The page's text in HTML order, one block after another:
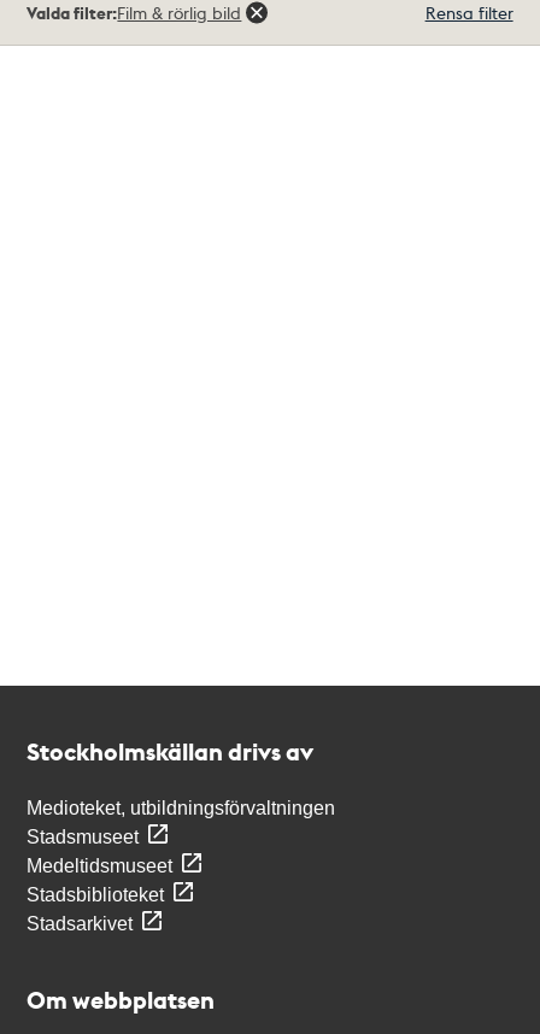
träffar
Valda filter:Film & rörlig bild Rensa filter
Stockholmskällan drivs av
Medioteket, utbildningsförvaltningen
Stadsmuseet
Medeltidsmuseet
Stadsbiblioteket
Stadsarkivet
Om webbplatsen